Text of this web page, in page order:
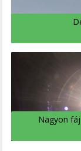
Nagyon